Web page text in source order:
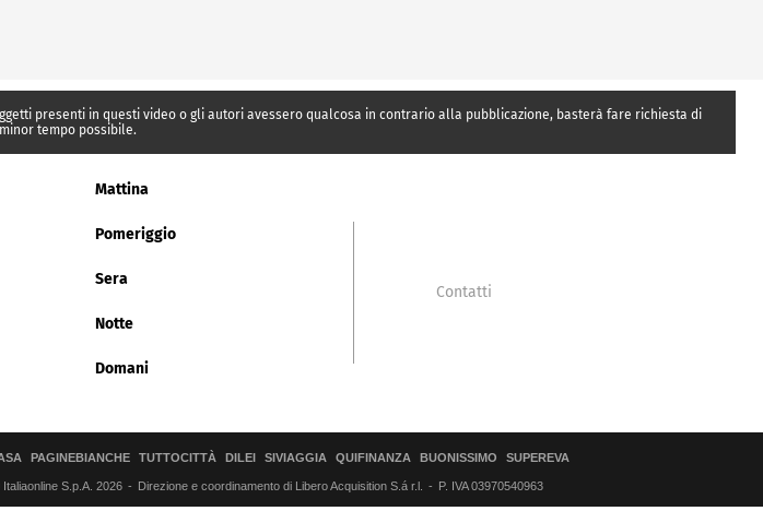
presenti in questi video o gli autori avessero qualcosa in contrario alla pubblicazione, basterà fare richiesta di
tempo possibile.
Mattina
Pomeriggio
Sera
Notte
Domani
Contatti
PAGINEBIANCHE TUTTOCITTÀ DILEI SIVIAGGIA QUIFINANZA BUONISSIMO SUPEREVA
S.p.A. 2026 Direzione e coordinamento di Libero Acquisition S.á r.l. P. IVA 03970540963